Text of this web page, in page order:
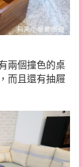
兩個撞色的桌
而且還有抽屜